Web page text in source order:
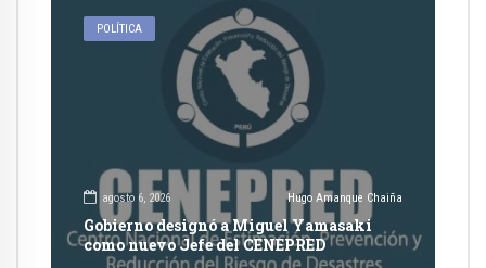
POLÍTICA
agosto 6, 2026 Hugo Amanque Chaiña
Gobierno designó a Miguel Yamasaki
como nuevo Jefe del CENEPRED